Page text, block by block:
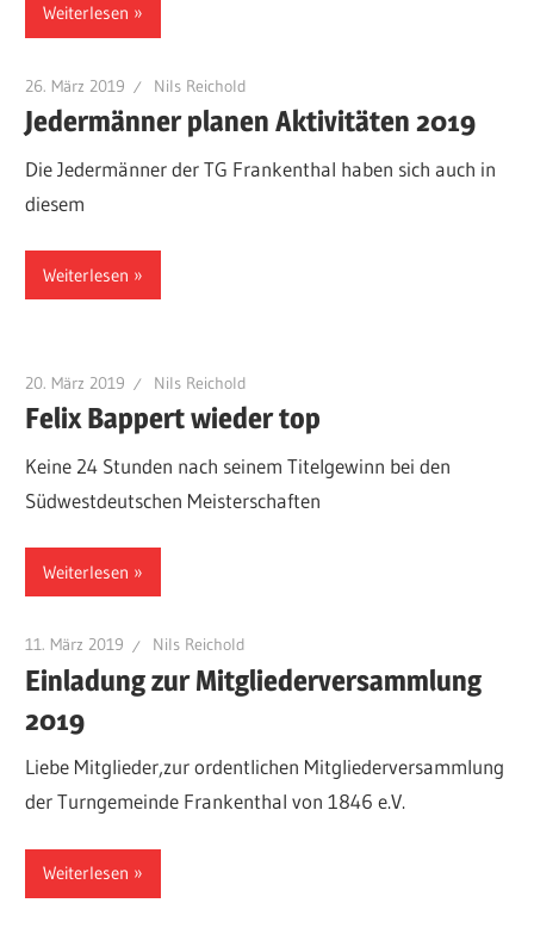
Weiterlesen
26. März 2019 Nils Reichold
Jedermänner planen Aktivitäten 2019
Die Jedermänner der TG Frankenthal haben sich auch in
diesem
Weiterlesen
20. März 2019 Nils Reichold
Felix Bappert wieder top
Keine 24 Stunden nach seinem Titelgewinn bei den
Südwestdeutschen Meisterschaften
Weiterlesen
11. März 2019 Nils Reichold
Einladung zur Mitgliederversammlung
2019
Liebe Mitglieder,zur ordentlichen Mitgliederversammlung
der Turngemeinde Frankenthal von 1846 e.V.
Weiterlesen